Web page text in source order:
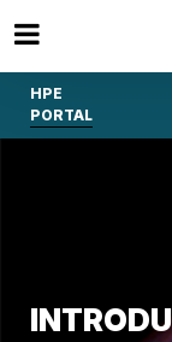
HPE
PORTAL